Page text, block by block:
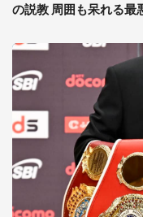
の説教 周囲も呆れる最